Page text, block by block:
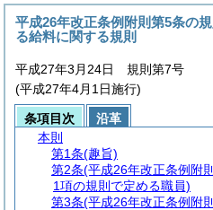
平成26年改正条例附則第5条の
る給料に関する規則
平成27年3月24日 規則第7号
(平成27年4月1日施行)
条項目次
沿革
本則
第1条(趣旨)
第2条(平成26年改正条例附
1項の規則で定める職員)
第3条(平成26年改正条例附